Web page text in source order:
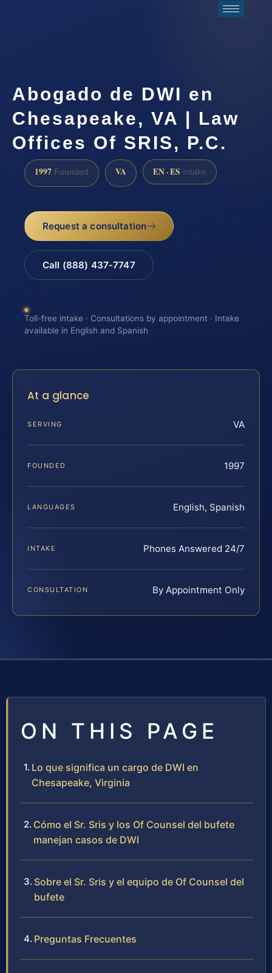
Abogado de DWI en
Chesapeake, VA | Law
Offices Of SRIS, P.C.
1997 Founded VA EN · ES Intake
Request a consultation
Call (888) 437-7747
Toll-free intake · Consultations by appointment · Intake
available in English and Spanish
At a glance
SERVING VA
FOUNDED 1997
LANGUAGES English, Spanish
INTAKE Phones Answered 24/7
CONSULTATION By Appointment Only
ON THIS PAGE
Lo que significa un cargo de DWI en
Chesapeake, Virginia
Cómo el Sr. Sris y los Of Counsel del bufete
manejan casos de DWI
Sobre el Sr. Sris y el equipo de Of Counsel del
bufete
Preguntas Frecuentes